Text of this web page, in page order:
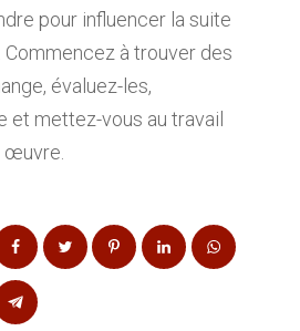
pour influencer la suite
à trouver des
évaluez-les,
et mettez-vous au travail
œuvre.